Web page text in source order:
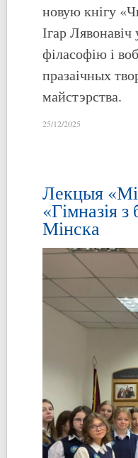
новую кнігу
Ігар
філасофію і
празаічных
майстэрства.
25/12/2025
Лекцыя
«Гімназія
Мінска